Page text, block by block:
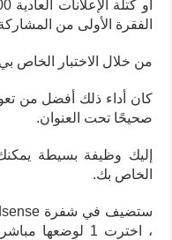
الفقرة الأولى من
من خلال الاختبار الخاص
كان أداء ذلك أفضل من
صحيحًا تحت العنوان.
الخاص بك.
، اخترت 1 لوضعها